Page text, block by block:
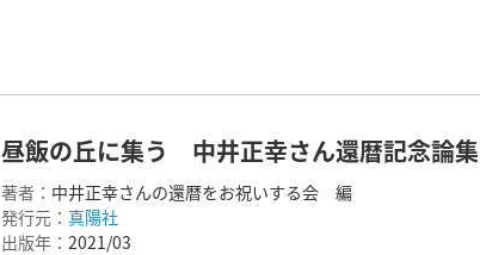
昼飯の丘に集う 中井正幸さん還暦記念論集
著者： 中井正幸さんの還暦をお祝いする会 編
発行元： 真陽社
出版年： 2021/03